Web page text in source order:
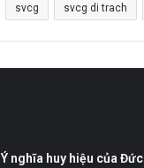
svcg svcg di trach
Ý nghĩa huy hiệu của